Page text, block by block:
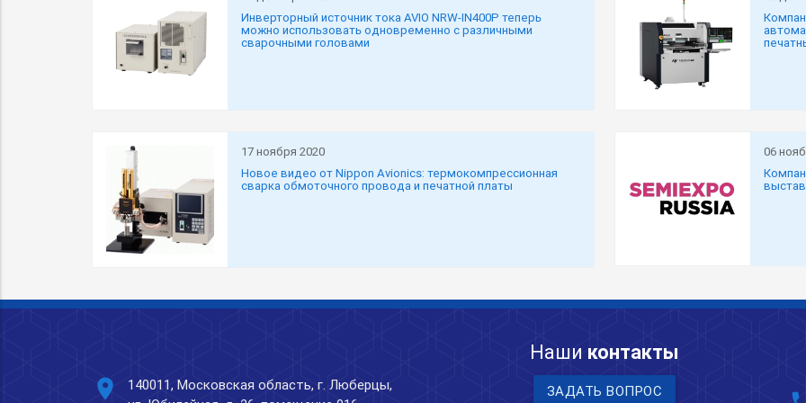
Инверторный источник тока AVIO NRW-IN400P теперь
можно использовать одновременно с различными
сварочными головами
17 ноября 2020
Новое видео от Nippon Avionics: термокомпрессионная
сварка обмоточного провода и печатной платы
06
Наши контакты
place
140011, Московская область, г. Люберцы,
ЗАДАТЬ ВОПРОС